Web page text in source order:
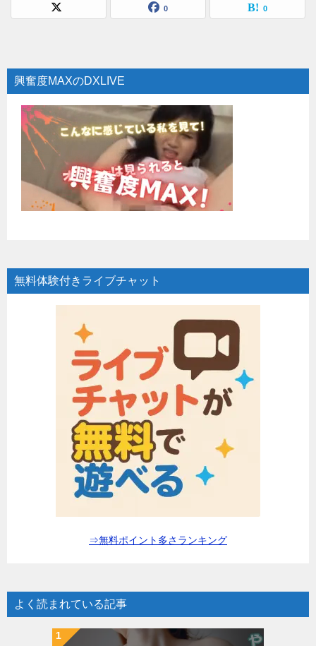
0 0
興奮度MAXのDXLIVE
無料体験付きライブチャット
⇒無料ポイント多さランキング
よく読まれている記事